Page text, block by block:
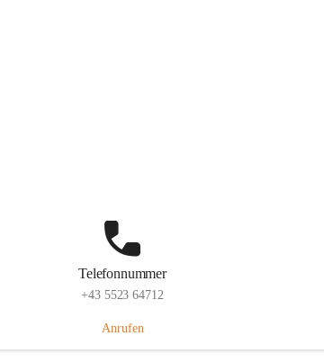
Telefonnummer
+43 5523 64712
Anrufen